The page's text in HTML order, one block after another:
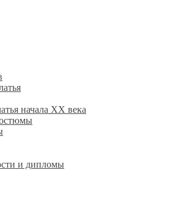
"Олирна"
начала XX века
и дипломы